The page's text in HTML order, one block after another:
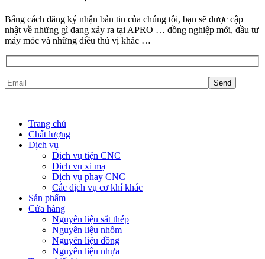
Bằng cách đăng ký nhận bản tin của chúng tôi, bạn sẽ được cập
nhật về những gì đang xảy ra tại APRO … đồng nghiệp mới, đầu tư
máy móc và những điều thú vị khác …
Trang chủ
Chất lượng
Dịch vụ
Dịch vụ tiện CNC
Dịch vụ xi mạ
Dịch vụ phay CNC
Các dịch vụ cơ khí khác
Sản phẩm
Cửa hàng
Nguyên liệu sắt thép
Nguyên liệu nhôm
Nguyên liệu đồng
Nguyên liệu nhựa